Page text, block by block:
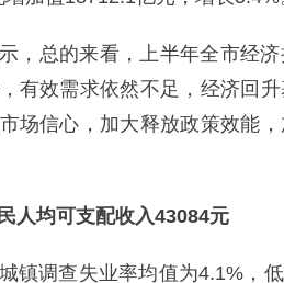
，总的来看，上半年全市经
有效需求依然不足，经济回
场信心，加大释放政策效能
人均可支配收入43084元
镇调查失业率均值为4.1%，